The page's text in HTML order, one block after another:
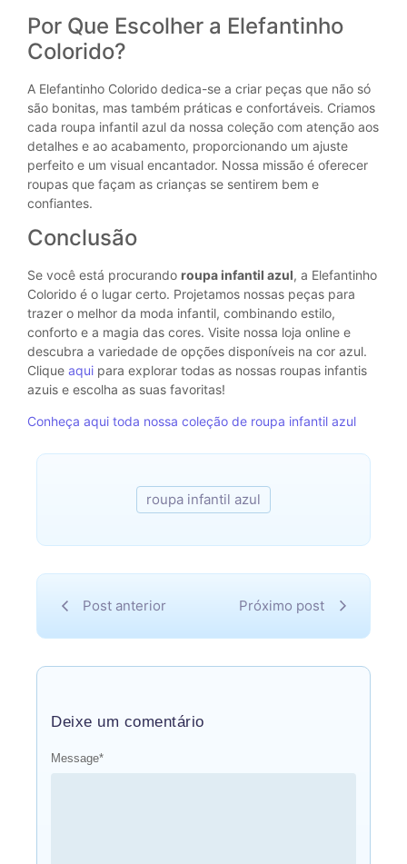
Por Que Escolher a Elefantinho
Colorido?
A Elefantinho Colorido dedica-se a criar peças que não só
são bonitas, mas também práticas e confortáveis. Criamos
cada roupa infantil azul da nossa coleção com atenção aos
detalhes e ao acabamento, proporcionando um ajuste
perfeito e um visual encantador. Nossa missão é oferecer
roupas que façam as crianças se sentirem bem e
confiantes.
Conclusão
Se você está procurando roupa infantil azul, a Elefantinho
Colorido é o lugar certo. Projetamos nossas peças para
trazer o melhor da moda infantil, combinando estilo,
conforto e a magia das cores. Visite nossa loja online e
descubra a variedade de opções disponíveis na cor azul.
Clique aqui para explorar todas as nossas roupas infantis
azuis e escolha as suas favoritas!
Conheça aqui toda nossa coleção de roupa infantil azul
roupa infantil azul
Post anterior Próximo post
Deixe um comentário
Message*